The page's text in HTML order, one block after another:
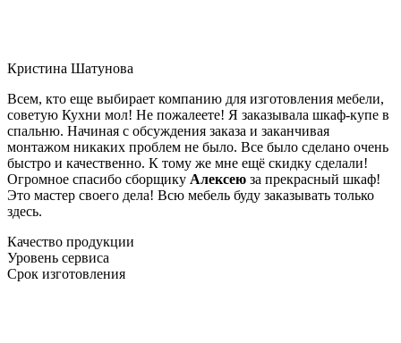
Кристина Шатунова
Всем, кто еще выбирает компанию для изготовления мебели,
советую Кухни мол! Не пожалеете! Я заказывала шкаф-купе в
спальню. Начиная с обсуждения заказа и заканчивая
монтажом никаких проблем не было. Все было сделано очень
быстро и качественно. К тому же мне ещё скидку сделали!
Огромное спасибо сборщику Алексею за прекрасный шкаф!
Это мастер своего дела! Всю мебель буду заказывать только
здесь.
Качество продукции
Уровень сервиса
Срок изготовления